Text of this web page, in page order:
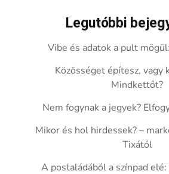
Legutóbbi
Vibe és adatok a pult
Közösséget építesz, vagy
Mindkettőt?
Nem fogynak a jegyek?
Mikor és hol hirdessek? –
Tixától
A postaládából a színpad